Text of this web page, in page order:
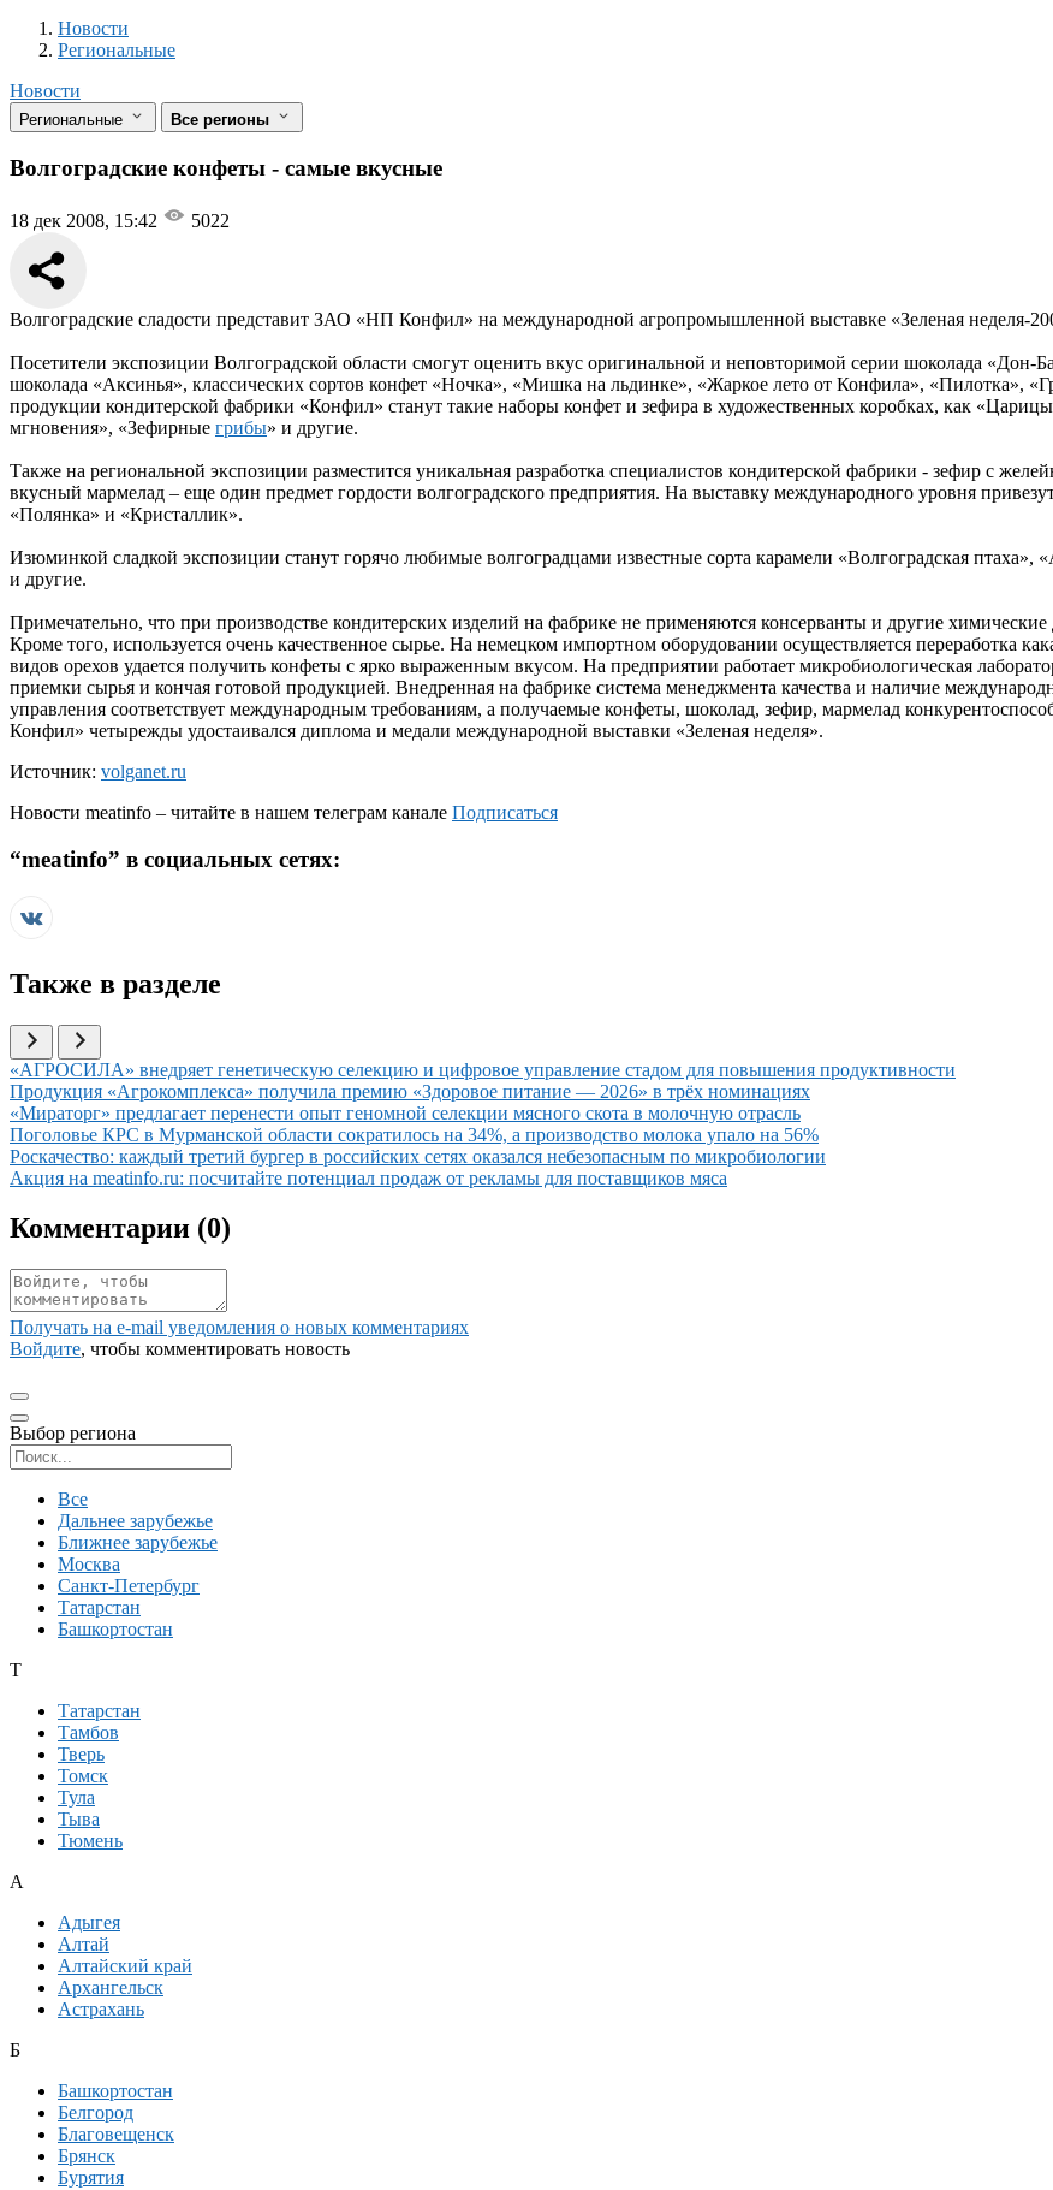
Новости
Разделы
Новости
Региональные
Новости
Региональные Все регионы
Волгоградские конфеты - самые вкусные
18 дек 2008, 15:42 5022
Волгоградские сладости представит ЗАО «НП Конфил» на международной агропромышленной выставке «Зеленая неделя-
Посетители экспозиции Волгоградской области смогут оценить вкус оригинальной и неповторимой серии шоколада
шоколада «Аксинья», классических сортов конфет «Ночка», «Мишка на льдинке», «Жаркое лето от Конфила», «Пилотка»,
продукции кондитерской фабрики «Конфил» станут такие наборы конфет и зефира в художественных коробках, как
мгновения», «Зефирные грибы» и другие.
Также на региональной экспозиции разместится уникальная разработка специалистов кондитерской фабрики - зефир с
вкусный мармелад – еще один предмет гордости волгоградского предприятия. На выставку международного уровня
«Полянка» и «Кристаллик».
Изюминкой сладкой экспозиции станут горячо любимые волгоградцами известные сорта карамели «Волгоградская
и другие.
Примечательно, что при производстве кондитерских изделий на фабрике не применяются консерванты и другие
Кроме того, используется очень качественное сырье. На немецком импортном оборудовании осуществляется переработка
видов орехов удается получить конфеты с ярко выраженным вкусом. На предприятии работает микробиологическая
приемки сырья и кончая готовой продукцией. Внедренная на фабрике система менеджмента качества и наличие
управления соответствует международным требованиям, а получаемые конфеты, шоколад, зефир, мармелад
Конфил» четырежды удостаивался диплома и медали международной выставки «Зеленая неделя».
Источник: volganet.ru
Новости meatinfo – читайте в нашем телеграм канале Подписаться
“meatinfo” в социальных сетях:
Также в разделе
Иллюстрация новости
«АГРОСИЛА» внедряет генетическую селекцию и цифровое управление стадом для повышения продуктивности
Иллюстрация новости
Продукция «Агрокомплекса» получила премию «Здоровое питание — 2026» в трёх номинациях
Иллюстрация новости
«Мираторг» предлагает перенести опыт геномной селекции мясного скота в молочную отрасль
Иллюстрация новости
Поголовье КРС в Мурманской области сократилось на 34%, а производство молока упало на 56%
Иллюстрация новости
Роскачество: каждый третий бургер в российских сетях оказался небезопасным по микробиологии
Иллюстрация новости
Акция на meatinfo.ru: посчитайте потенциал продаж от рекламы для поставщиков мяса
Комментарии (0)
Получать на e‑mail уведомления о новых комментариях
Войдите, чтобы комментировать новость
Выбор региона
Все
Дальнее зарубежье
Ближнее зарубежье
Москва
Санкт-Петербург
Татарстан
Башкортостан
Т
Татарстан
Тамбов
Тверь
Томск
Тула
Тыва
Тюмень
А
Адыгея
Алтай
Алтайский край
Архангельск
Астрахань
Б
Башкортостан
Белгород
Благовещенск
Брянск
Бурятия